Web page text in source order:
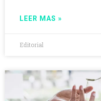
LEER MAS »
Editorial